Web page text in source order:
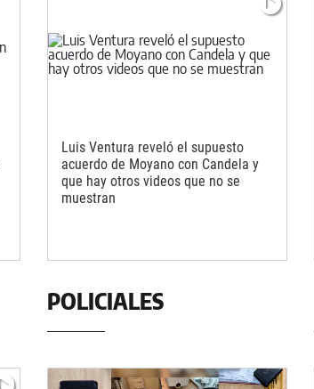
Luis Ventura reveló el supuesto
acuerdo de Moyano con Candela y
que hay otros videos que no se
muestran
POLICIALES